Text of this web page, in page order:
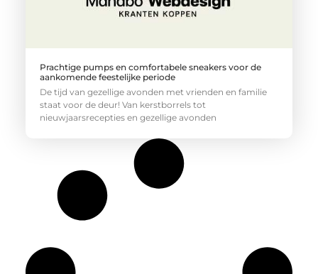
Prachtige pumps en comfortabele sneakers voor de
aankomende feestelijke periode
De tijd van gezellige avonden met vrienden en familie
staat voor de deur! Van kerstborrels tot
nieuwjaarsrecepties en gezellige avonden